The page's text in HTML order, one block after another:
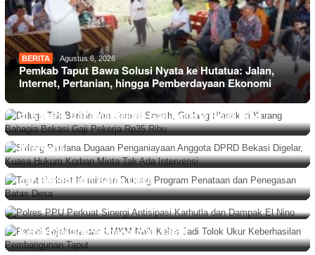
BERITA Agustus 6, 2026
Pemkab Taput Bawa Solusi Nyata ke Hutatua: Jalan,
Internet, Pertanian, hingga Pemberdayaan Ekonomi
Agustus 5, 2026
Diduga Tak Berizin dan Cemari Sawah, Gudang Plastik
di Karang Bahagia Bekasi Gaji Pekerja Rp35 Ribu
BERITA HUKUM Agustus 5, 2026
Sidang Perdana Dugaan Penganiayaan Anggota DPRD
Bekasi Digelar, Kuasa Hukum Korban Minta Tak Ada
Intervensi
BERITA Agustus 5, 2026
Taput Perkuat Komitmen Dukung Program Penataan
dan Penegasan Batas Desa
Polres PPU Perkuat Sinergi Antisipasi Karhutla dan
Dampak El Nino
Petani Sejahtera dan UMKM Naik Kelas Jadi Tolok Ukur
Keberhasilan Pembangunan Taput